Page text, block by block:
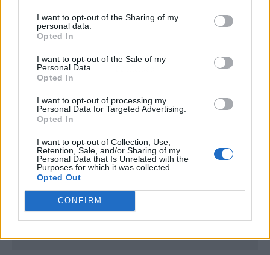
I want to opt-out of the Sharing of my
personal data.
Opted In
I want to opt-out of the Sale of my
Personal Data.
Opted In
I want to opt-out of processing my
Personal Data for Targeted Advertising.
Opted In
I want to opt-out of Collection, Use,
Retention, Sale, and/or Sharing of my
Personal Data that Is Unrelated with the
Purposes for which it was collected.
Opted Out
CONFIRM